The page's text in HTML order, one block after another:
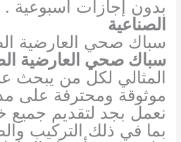
بدون إجازات أسبوعية .
الصناعية
سباك صحي العارضية
سباك صحي العارضية
المثالي لكل من يبحث
موثوقة ومحترفة على
نعمل بجد لتقديم جميع
بما في ذلك التركيب